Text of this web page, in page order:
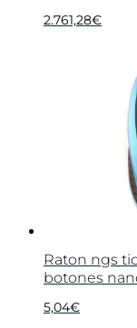
2.761,28€
Raton ngs
botones
5,04€